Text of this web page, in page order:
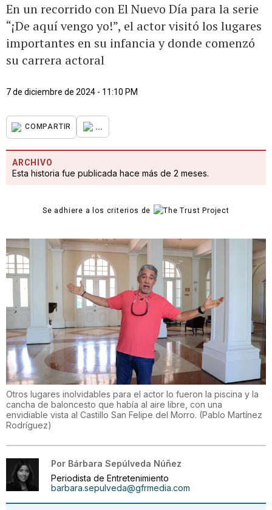
En un recorrido con El Nuevo Día para la serie
“¡De aquí vengo yo!”, el actor visitó los lugares
importantes en su infancia y donde comenzó
su carrera actoral
7 de diciembre de 2024 - 11:10 PM
COMPARTIR ...
ARCHIVO
Esta historia fue publicada hace más de 2 meses.
Se adhiere a los criterios de
Otros lugares inolvidables para el actor lo fueron la piscina y la
cancha de baloncesto que había al aire libre, con una
envidiable vista al Castillo San Felipe del Morro. (Pablo Martínez
Rodríguez)
Por Bárbara Sepúlveda Núñez
Periodista de Entretenimiento
barbara.sepulveda@gfrmedia.com